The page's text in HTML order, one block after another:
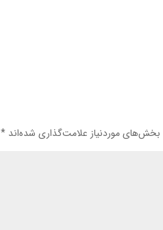
بخش‌های موردنیاز علامت‌گذاری شده‌اند*